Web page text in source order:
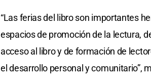
“Las ferias del libro son importantes
espacios de promoción de la lectura,
acceso al libro y de formación de
el desarrollo personal y comunitario”,